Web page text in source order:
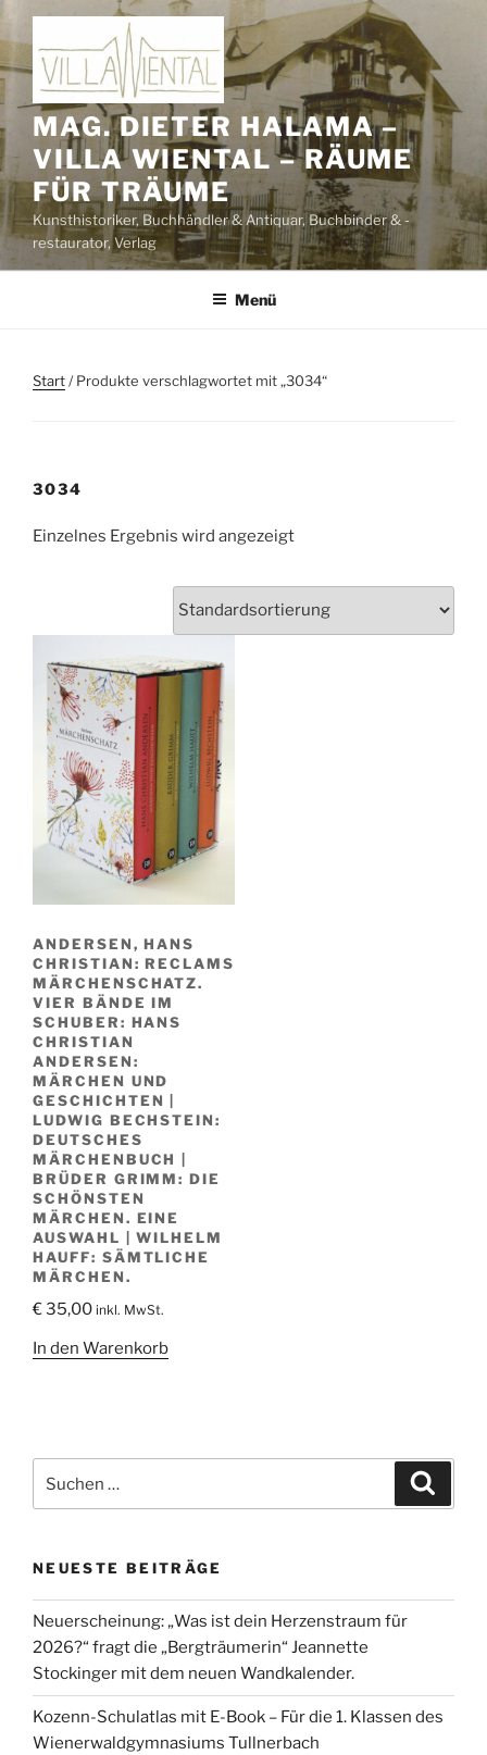
Zum
Inhalt
springen
MAG. DIETER HALAMA –
VILLA WIENTAL – RÄUME
FÜR TRÄUME
Kunsthistoriker, Buchhändler & Antiquar, Buchbinder & -
restaurator, Verlag
Menü
Start/ Produkte verschlagwortet mit „3034“
3034
Einzelnes Ergebnis wird angezeigt
ANDERSEN, HANS
CHRISTIAN: RECLAMS
MÄRCHENSCHATZ.
VIER BÄNDE IM
SCHUBER: HANS
CHRISTIAN
ANDERSEN:
MÄRCHEN UND
GESCHICHTEN |
LUDWIG BECHSTEIN:
DEUTSCHES
MÄRCHENBUCH |
BRÜDER GRIMM: DIE
SCHÖNSTEN
MÄRCHEN. EINE
AUSWAHL | WILHELM
HAUFF: SÄMTLICHE
MÄRCHEN.
€35,00 inkl. MwSt.
In den Warenkorb
nach:
NEUESTE BEITRÄGE
Neuerscheinung: „Was ist dein Herzenstraum für
2026?“ fragt die „Bergträumerin“ Jeannette
Stockinger mit dem neuen Wandkalender.
Kozenn-Schulatlas mit E-Book – Für die 1. Klassen des
Wienerwaldgymnasiums Tullnerbach